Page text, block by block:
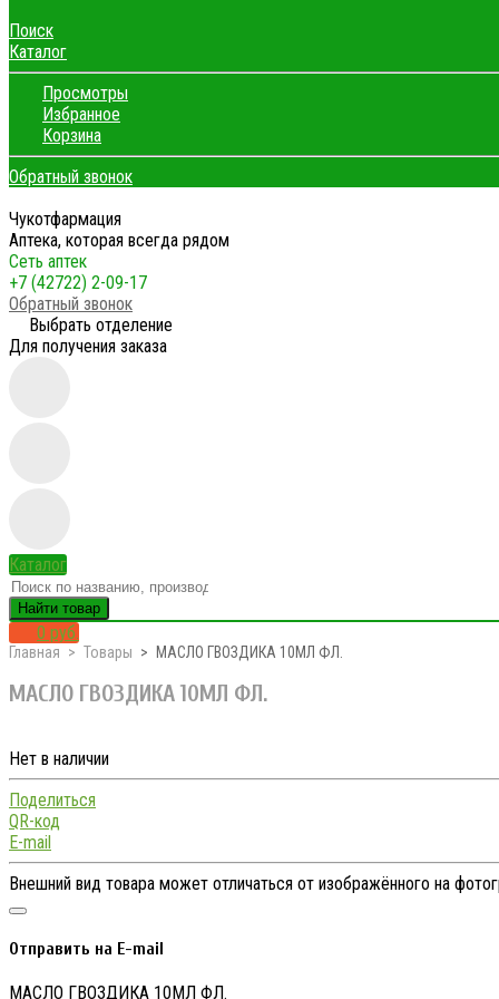
Поиск
Каталог
Просмотры
Избранное
Корзина
Обратный звонок
Чукотфармация
Аптека, которая всегда рядом
Сеть аптек
+7 (42722) 2-09-17
Обратный звонок
Выбрать отделение
Для получения заказа
Каталог
Найти товар
0 руб.
Главная Товары МАСЛО ГВОЗДИКА 10МЛ ФЛ.
МАСЛО ГВОЗДИКА 10МЛ ФЛ.
Нет в наличии
Поделиться
QR-код
E-mail
Внешний вид товара может отличаться от изображённого на
Отправить на E-mail
МАСЛО ГВОЗДИКА 10МЛ ФЛ.